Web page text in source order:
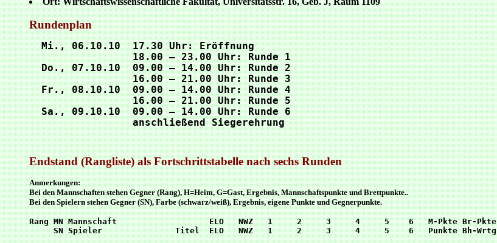
Rundenplan
  Mi., 06.10.10  17.30 Uhr: Eröffnung
                 18.00 – 23.00 Uhr: Runde 1
  Do., 07.10.10  09.00 – 14.00 Uhr: Runde 2
                 16.00 – 21.00 Uhr: Runde 3
  Fr., 08.10.10  09.00 – 14.00 Uhr: Runde 4
                 16.00 – 21.00 Uhr: Runde 5
  Sa., 09.10.10  09.00 – 14.00 Uhr: Runde 6
Endstand (Rangliste) als Fortschrittstabelle nach sechs Runden
Anmerkungen:
Bei den Mannschaften stehen Gegner (Rang), H=Heim, G=Gast, Ergebnis, Mannschaftspunkte und Brettpunkte..
Bei den Spielern stehen Gegner (SN), Farbe (schwarz/weiß), Ergebnis, eigene Punkte und Gegnerpunkte.
Rang MN Mannschaft                   ELO   NWZ   1     2     3     4     5    6   M-Pkte Br-Pkte
     SN Spieler               Titel  ELO   NWZ   1     2     3     4     5    6   Punkte Bh-Wrtg